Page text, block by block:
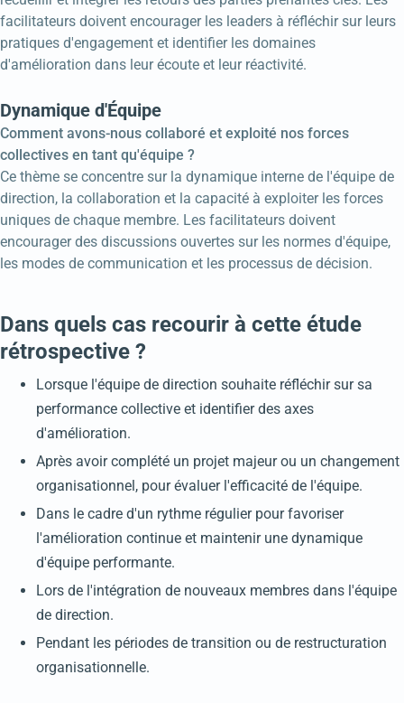
facilitateurs doivent encourager les leaders à réfléchir sur leurs
pratiques d'engagement et identifier les domaines
d'amélioration dans leur écoute et leur réactivité.
Dynamique d'Équipe
Comment avons-nous collaboré et exploité nos forces
collectives en tant qu'équipe ?
Ce thème se concentre sur la dynamique interne de l'équipe de
direction, la collaboration et la capacité à exploiter les forces
uniques de chaque membre. Les facilitateurs doivent
encourager des discussions ouvertes sur les normes d'équipe,
les modes de communication et les processus de décision.
Dans quels cas recourir à cette étude
rétrospective ?
Lorsque l'équipe de direction souhaite réfléchir sur sa
performance collective et identifier des axes
d'amélioration.
Après avoir complété un projet majeur ou un changement
organisationnel, pour évaluer l'efficacité de l'équipe.
Dans le cadre d'un rythme régulier pour favoriser
l'amélioration continue et maintenir une dynamique
d'équipe performante.
Lors de l'intégration de nouveaux membres dans l'équipe
de direction.
Pendant les périodes de transition ou de restructuration
organisationnelle.